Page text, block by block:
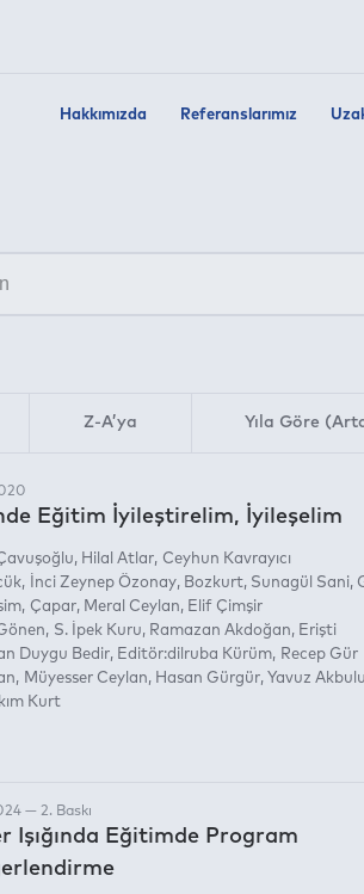
Hakkımızda Referanslarımız
Z-A’ya Yıla Göre
Eğitim İyileştirelim, İyileşelim
Hilal Atlar
Ceyhun Kavrayıcı
İnci Zeynep Özonay Bozkurt Sunagül Sani
Çapar Meral Ceylan
Elif Çimşir
S. İpek Kuru Ramazan Akdoğan
Erişti
Duygu Bedir
Editör:dilruba Kürüm
Recep Gür
Müyesser Ceylan Hasan Gürgür Yavuz
Kurt
— 2. Baskı
Işığında Eğitimde Program